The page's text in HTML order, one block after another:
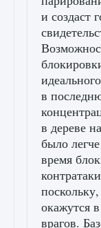
и создаст
в
в дереве
было
время
окажутся
врагов.